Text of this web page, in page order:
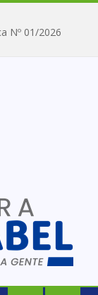
Nº 01/2026